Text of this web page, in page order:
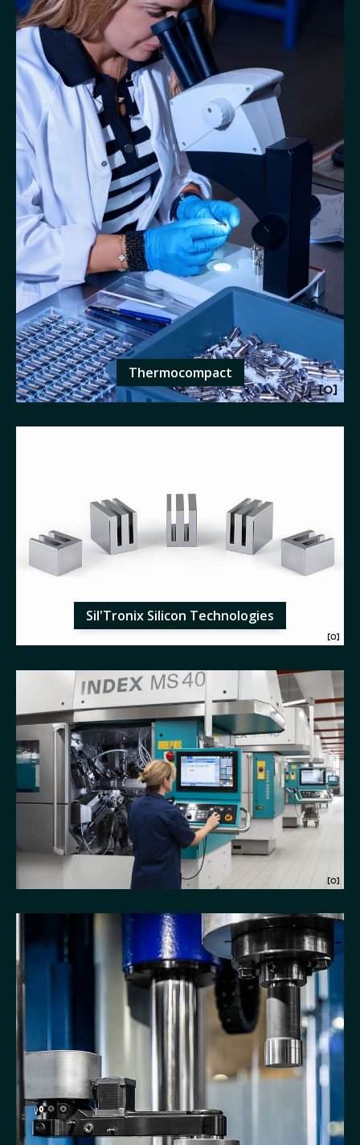
Thermocompact
Sil'Tronix Silicon Technologies